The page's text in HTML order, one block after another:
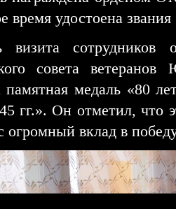
время удостоена
сотрудников
совета
памятная медаль «80
гг.». Он отметил, что
огромный вклад в